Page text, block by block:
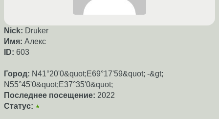
Nick: Druker
Имя: Алекс
ID: 603
Город: N41°20'0&quot;E69°17'59&quot; -&gt;
N55°45'0&quot;E37°35'0&quot;
Последнее посещение: 2022
Статус: ★